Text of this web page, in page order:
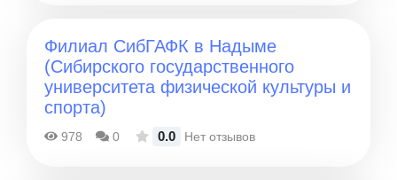
Филиал СибГАФК в Надыме
(Сибирского государственного
университета физической культуры и
спорта)
978 0 0.0 Нет отзывов